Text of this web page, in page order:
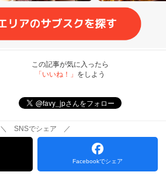
この記事が気に入ったら
「いいね！」 をしよう
＼ SNSでシェア ／
Facebookでシェア